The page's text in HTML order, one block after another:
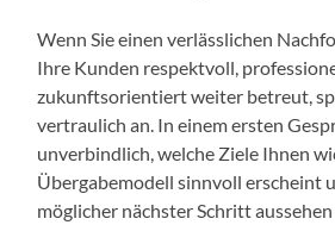
Wenn Sie einen verlässlichen
Ihre Kunden respektvoll,
zukunftsorientiert weiter betreut,
vertraulich an. In einem ersten
unverbindlich, welche Ziele Ihnen
Übergabemodell sinnvoll erscheint
möglicher nächster Schritt